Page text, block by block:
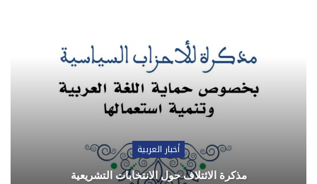
أخبار العربية
مذكرة الائتلاف حول الانتخابات التشريعية